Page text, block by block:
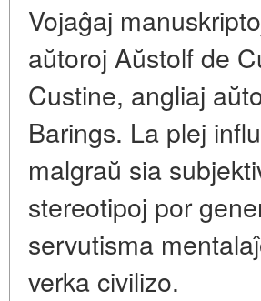
Vojaĝaj
aŭtoroj Aŭstolf de
Custine, angliaj
Barings. La plej
malgraŭ sia
stereotipoj por
servutisma
verka civilizo.